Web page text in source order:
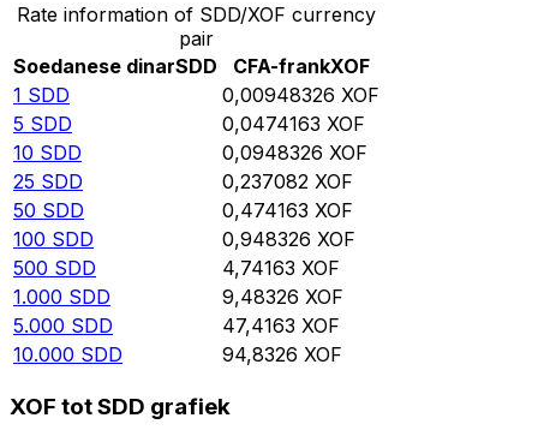
Rate information of SDD/XOF currency
pair
Soedanese dinarSDD CFA-frankXOF
1 SDD 0,00948326 XOF
5 SDD 0,0474163 XOF
10 SDD 0,0948326 XOF
25 SDD 0,237082 XOF
50 SDD 0,474163 XOF
100 SDD 0,948326 XOF
500 SDD 4,74163 XOF
1.000 SDD 9,48326 XOF
5.000 SDD 47,4163 XOF
10.000 SDD 94,8326 XOF
XOF tot SDD grafiek